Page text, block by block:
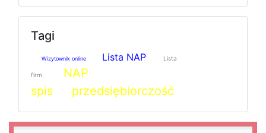
Tagi
Wizytownik online Lista NAP Lista
firm
NAP
spis
przedsiębiorczość